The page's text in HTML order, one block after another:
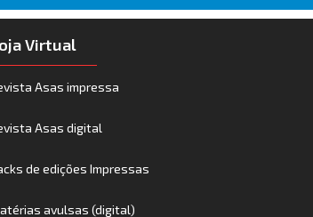
Virtual
Asas impressa
Asas digital
de edições Impressas
avulsas (digital)